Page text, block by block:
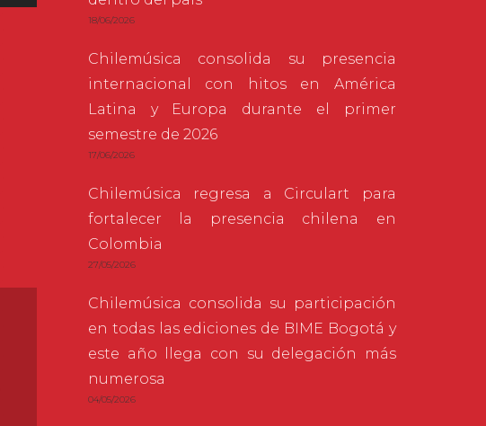
18/06/2026
Chilemúsica consolida su presencia
internacional con hitos en América
Latina y Europa durante el primer
semestre de 2026
17/06/2026
Chilemúsica regresa a Circulart para
fortalecer la presencia chilena en
Colombia
27/05/2026
Chilemúsica consolida su participación
en todas las ediciones de BIME Bogotá y
este año llega con su delegación más
numerosa
04/05/2026